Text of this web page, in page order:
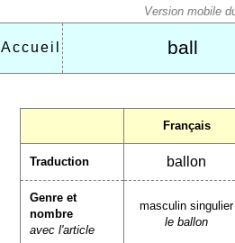
Accueil ball
Français
Traduction ballon
Genre et
nombre
avec l'article
masculin singulier
le ballon